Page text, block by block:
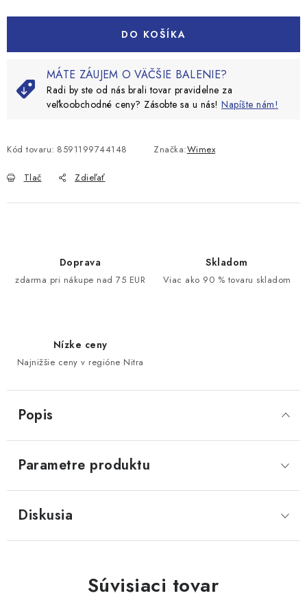
DO KOŠÍKA
MÁTE ZÁUJEM O VÄČŠIE BALENIE?
Radi by ste od nás brali tovar pravidelne za
veľkoobchodné ceny? Zásobte sa u nás! Napíšte nám!
Kód tovaru: 8591199744148 Značka:Wimex
Tlač Zdieľať
Doprava
zdarma pri nákupe nad 75 EUR
Skladom
Viac ako 90 % tovaru skladom
Nízke ceny
Najnižšie ceny v regióne Nitra
Popis
Parametre produktu
Diskusia
Súvisiaci tovar